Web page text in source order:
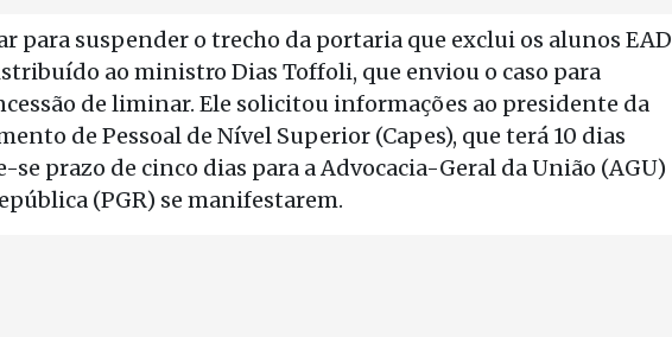
para suspender o trecho da portaria que exclui os alunos EAD
ao ministro Dias Toffoli, que enviou o caso para
de liminar. Ele solicitou informações ao presidente da
de Pessoal de Nível Superior (Capes), que terá 10 dias
se prazo de cinco dias para a Advocacia-Geral da União (AGU)
(PGR) se manifestarem.